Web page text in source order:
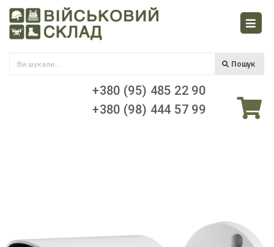
Пошук
+380 (95) 485 22 90
+380 (98) 444 57 99